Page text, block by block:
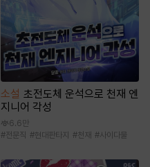
소설 초전도체 운석으로 천재 엔
지니어 각성
6.6만
#전문직 #현대판타지 #천재 #사이다물